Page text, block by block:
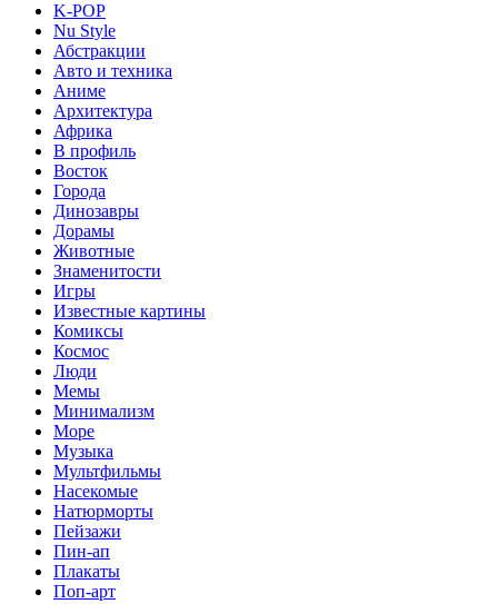
K-POP
Nu Style
Абстракции
Авто и техника
Аниме
Архитектура
Африка
В профиль
Восток
Города
Динозавры
Дорамы
Животные
Знаменитости
Игры
Известные картины
Комиксы
Космос
Люди
Мемы
Минимализм
Море
Музыка
Мультфильмы
Насекомые
Натюрморты
Пейзажи
Пин-ап
Плакаты
Поп-арт